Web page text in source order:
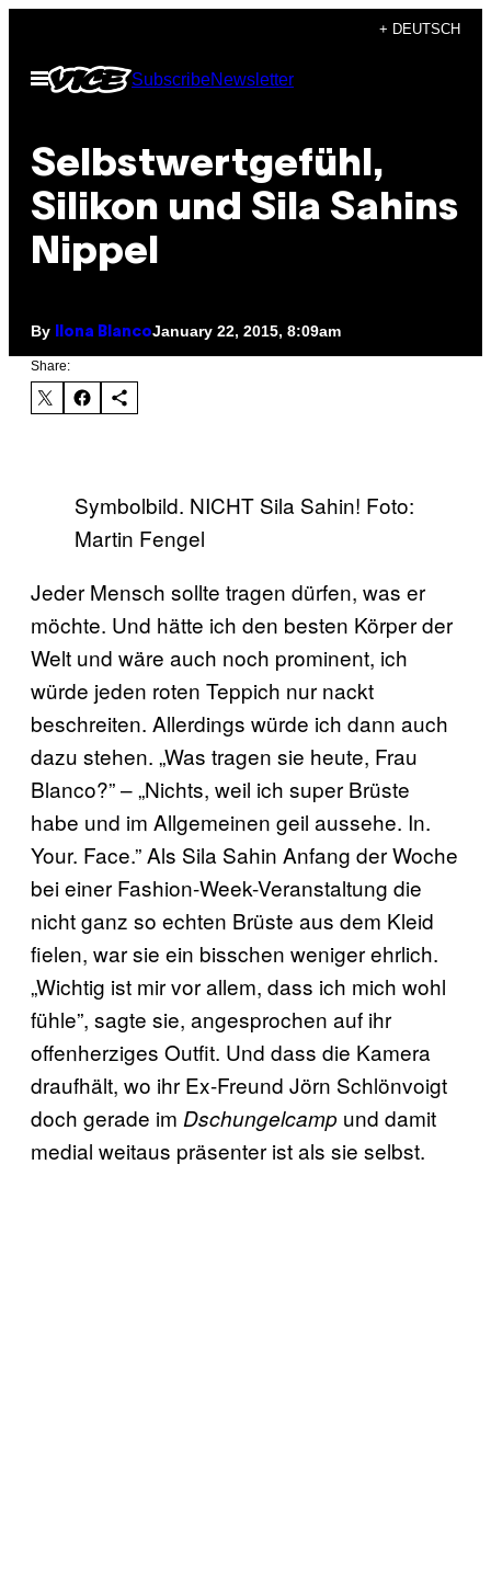
content
+ DEUTSCH
Open
Menu
SubscribeNewsletter
Selbstwertgefühl,
Silikon und Sila Sahins
Nippel
By Ilona BlancoJanuary 22, 2015, 8:09am
Share:
Symbolbild. NICHT Sila Sahin! Foto:
Martin Fengel
Jeder Mensch sollte tragen dürfen, was er
möchte. Und hätte ich den besten Körper der
Welt und wäre auch noch prominent, ich
würde jeden roten Teppich nur nackt
beschreiten. Allerdings würde ich dann auch
dazu stehen. „Was tragen sie heute, Frau
Blanco?” – „Nichts, weil ich super Brüste
habe und im Allgemeinen geil aussehe. In.
Your. Face.” Als Sila Sahin Anfang der Woche
bei einer Fashion-Week-Veranstaltung die
nicht ganz so echten Brüste aus dem Kleid
fielen, war sie ein bisschen weniger ehrlich.
„Wichtig ist mir vor allem, dass ich mich wohl
fühle”, sagte sie, angesprochen auf ihr
offenherziges Outfit. Und dass die Kamera
draufhält, wo ihr Ex-Freund Jörn Schlönvoigt
doch gerade im Dschungelcamp und damit
medial weitaus präsenter ist als sie selbst.